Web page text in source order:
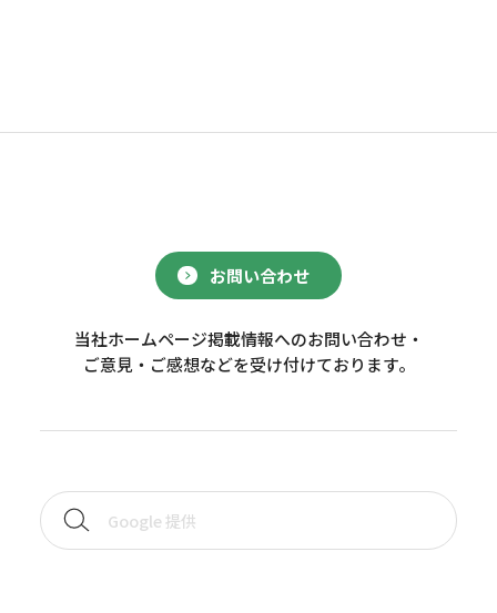
お問い合わせ
当社ホームページ掲載情報へのお問い合わせ・
ご意見・ご感想などを受け付けております。